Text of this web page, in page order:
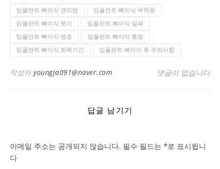
임플란트 뼈이식 관리법
임플란트 뼈이식 부작용
임플란트 뼈이식 붓기
임플란트 뼈이식 실패
임플란트 뼈이식 염증
임플란트 뼈이식 통증
임플란트 뼈이식 회복기간
임플란트 뼈이식 후 주의사항
작성자 youngja091@naver.com 댓글이 없습니다
답글 남기기
이메일 주소는 공개되지 않습니다. 필수 필드는 *로 표시됩니
다